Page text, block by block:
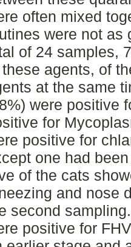
often mixed
were not as
of 24 samples,
agents, of
at the same
were positive
for
positive for
one had
of the cats
and nose
second
positive for